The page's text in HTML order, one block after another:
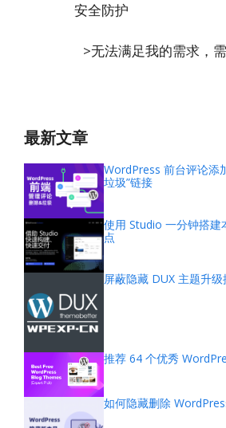
安全防护
>无法满足我的需求，
最新文章
WordPress 前台评论添
垃圾”链接
使用 Studio 一分钟搭
点
屏蔽隐藏 DUX 主题升级
推荐 64 个优秀
如何隐藏删除